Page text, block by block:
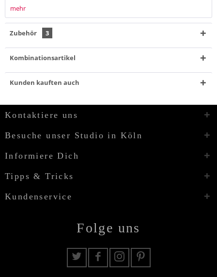
mehr
Zubehör 3
Kombinationsartikel
Kunden kauften auch
Kontaktiere uns
Besuche unser Studio in Köln
Informiere Dich
Tipps & Tricks
Kundenservice
Folge uns